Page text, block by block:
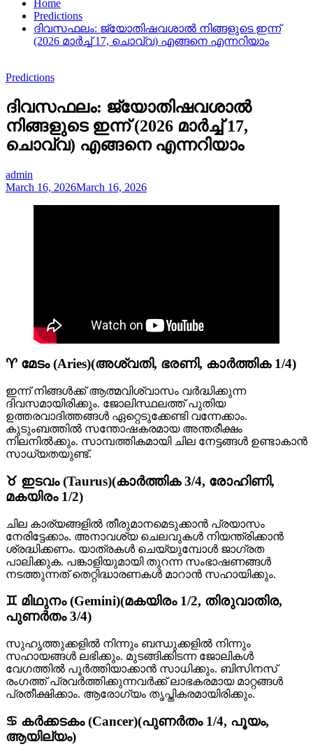
Home
Predictions
ദിവസഫലം: ജ്യോതിഷവശാൽ നിങ്ങളുടെ ഇന്ന്‌
(2026 മാർച്ച് 17, ചൊവ്വ) എങ്ങനെ എന്നറിയാം
Predictions
ദിവസഫലം: ജ്യോതിഷവശാൽ
നിങ്ങളുടെ ഇന്ന്‌ (2026 മാർച്ച് 17,
ചൊവ്വ) എങ്ങനെ എന്നറിയാം
admin
March 16, 2026March 16, 2026
♈ മേടം (Aries)(അശ്വതി, ഭരണി, കാർത്തിക 1/4)
ഇന്ന് നിങ്ങൾക്ക് ആത്മവിശ്വാസം വർദ്ധിക്കുന്ന
ദിവസമായിരിക്കും. ജോലിസ്ഥലത്ത് പുതിയ
ഉത്തരവാദിത്തങ്ങൾ ഏറ്റെടുക്കേണ്ടി വന്നേക്കാം.
കുടുംബത്തിൽ സന്തോഷകരമായ അന്തരീക്ഷം
നിലനിൽക്കും. സാമ്പത്തികമായി ചില നേട്ടങ്ങൾ ഉണ്ടാകാൻ
സാധ്യതയുണ്ട്.
♉ ഇടവം (Taurus)(കാർത്തിക 3/4, രോഹിണി,
മകയിരം 1/2)
ചില കാര്യങ്ങളിൽ തീരുമാനമെടുക്കാൻ പ്രയാസം
നേരിട്ടേക്കാം. അനാവശ്യ ചെലവുകൾ നിയന്ത്രിക്കാൻ
ശ്രദ്ധിക്കണം. യാത്രകൾ ചെയ്യുമ്പോൾ ജാഗ്രത
പാലിക്കുക. പങ്കാളിയുമായി തുറന്ന സംഭാഷണങ്ങൾ
നടത്തുന്നത് തെറ്റിദ്ധാരണകൾ മാറാൻ സഹായിക്കും.
♊ മിഥുനം (Gemini)(മകയിരം 1/2, തിരുവാതിര,
പുണർതം 3/4)
സുഹൃത്തുക്കളിൽ നിന്നും ബന്ധുക്കളിൽ നിന്നും
സഹായങ്ങൾ ലഭിക്കും. മുടങ്ങിക്കിടന്ന ജോലികൾ
വേഗത്തിൽ പൂർത്തിയാക്കാൻ സാധിക്കും. ബിസിനസ്
രംഗത്ത് പ്രവർത്തിക്കുന്നവർക്ക് ലാഭകരമായ മാറ്റങ്ങൾ
പ്രതീക്ഷിക്കാം. ആരോഗ്യം തൃപ്തികരമായിരിക്കും.
♋ കർക്കടകം (Cancer)(പുണർതം 1/4, പൂയം,
ആയില്യം)